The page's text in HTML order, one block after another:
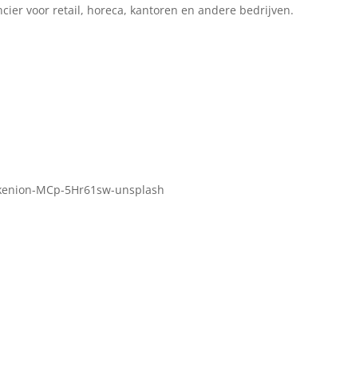
voor retail, horeca, kantoren en andere bedrijven.